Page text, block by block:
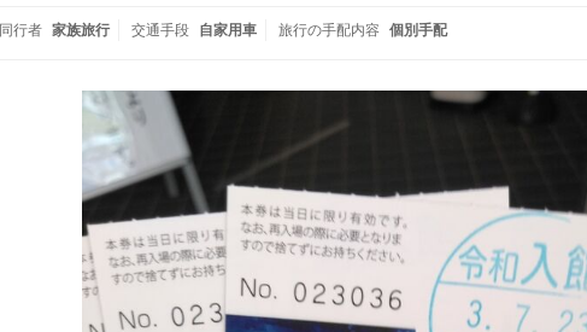
同行者 家族旅行 交通手段 自家用車 旅行の手配内容 個別手配